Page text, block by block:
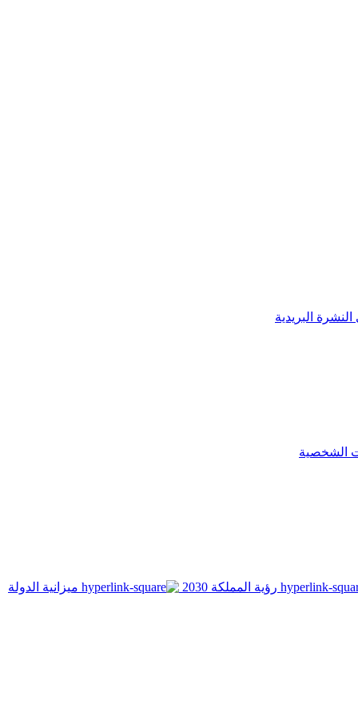
البريدية
الشخصية
رؤية المملكة 2030 ميزانية الدولة